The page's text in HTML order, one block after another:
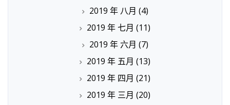
2019 年 八月 (4)
2019 年 七月 (11)
2019 年 六月 (7)
2019 年 五月 (13)
2019 年 四月 (21)
2019 年 三月 (20)